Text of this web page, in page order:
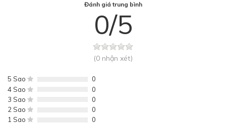
Đánh giá trung bình
0/5
(0 nhận xét)
5 Sao
0
4 Sao
0
3 Sao
0
2 Sao
0
1 Sao
0